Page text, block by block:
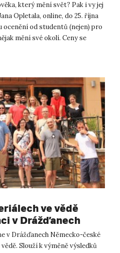
který mění svět? Pak i vy jej
Opletala, online, do 25. října
ocenění od studentů (nejen) pro
mění své okolí. Ceny se
ve vědě
v Drážďanech
v Drážďanech Německo-české
Slouží k výměně výsledků